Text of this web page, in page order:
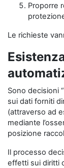
Proporre
Le richieste
Sono decisioni
sui dati forniti
(attraverso ad
mediante
posizione
Il processo
effetti sui diritti